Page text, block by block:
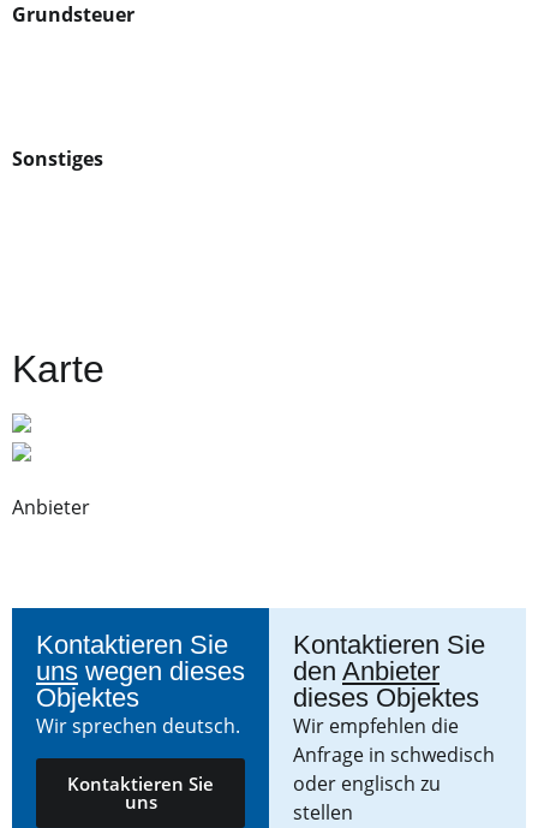
Grundsteuer
Sonstiges
Karte
Anbieter
Kontaktieren Sie
uns wegen dieses
Objektes
Wir sprechen deutsch.
Kontaktieren Sie
uns
Kontaktieren Sie
den Anbieter
dieses Objektes
Wir empfehlen die
Anfrage in schwedisch
oder englisch zu
stellen